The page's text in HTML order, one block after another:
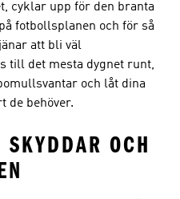
cyklar upp för den branta
fotbollsplanen och för så
att bli väl
till det mesta dygnet runt,
och låt dina
de behöver.
OCH